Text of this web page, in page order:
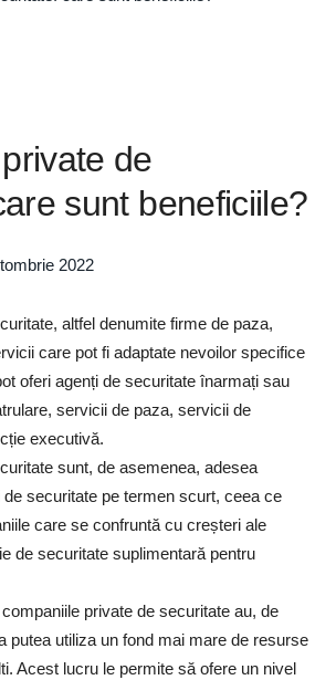
de
sunt beneficiile?
2022
altfel denumite firme de paza,
care pot fi adaptate nevoilor specifice
oferi agenți de securitate înarmați sau
servicii de paza, servicii de
executivă.
sunt, de asemenea, adesea
securitate pe termen scurt, ceea ce
care se confruntă cu creșteri ale
de securitate suplimentară pentru
private de securitate au, de
putea utiliza un fond mai mare de resurse
Acest lucru le permite să ofere un nivel